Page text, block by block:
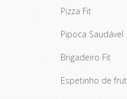
Pizza Fit
Pipoca Saudável
Brigadeiro Fit
Espetinho de